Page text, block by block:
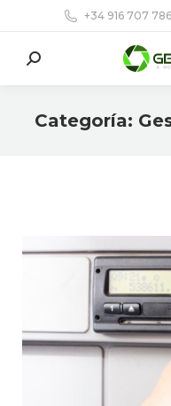
+34 916 707 786
Buscar:
Categoría: